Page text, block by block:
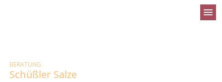
menu
BERATUNG
Schüßler Salze